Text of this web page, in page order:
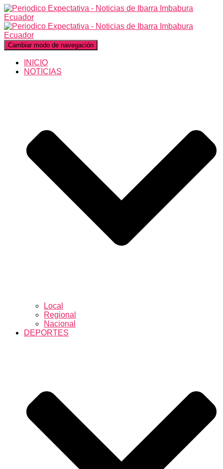
Cambiar modo de navegación
INICIO
NOTICIAS
Local
Regional
Nacional
DEPORTES